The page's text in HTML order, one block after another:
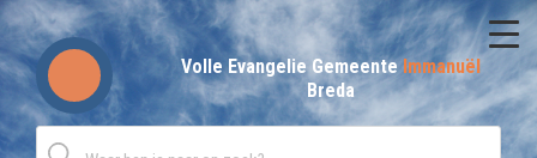
Skip
to
content
Volle Evangelie GemeenteImmanuël
Breda